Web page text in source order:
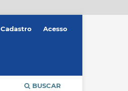
BUSCAR
Cadastro Acesso